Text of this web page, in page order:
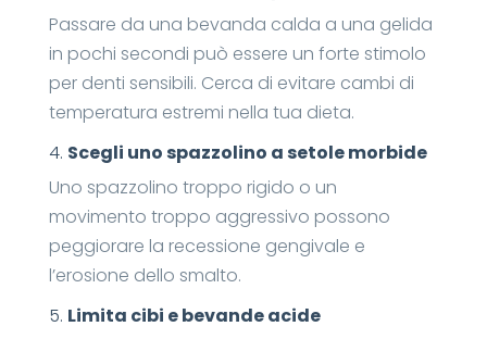
Passare da una bevanda calda a una gelida
in pochi secondi può essere un forte stimolo
per denti sensibili. Cerca di evitare cambi di
temperatura estremi nella tua dieta.
4. Scegli uno spazzolino a setole morbide
Uno spazzolino troppo rigido o un
movimento troppo aggressivo possono
peggiorare la recessione gengivale e
l’erosione dello smalto.
5. Limita cibi e bevande acide